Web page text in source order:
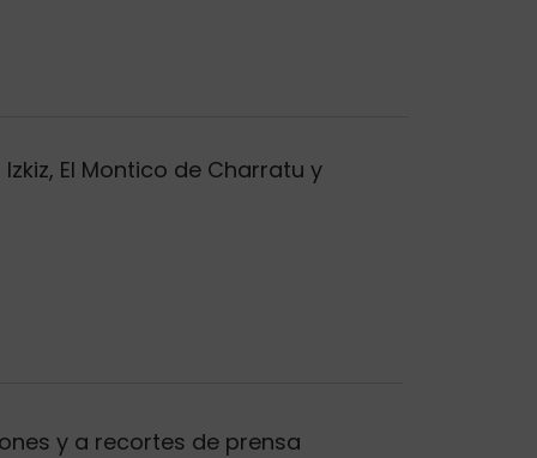
El Montico de Charratu y
y a recortes de prensa